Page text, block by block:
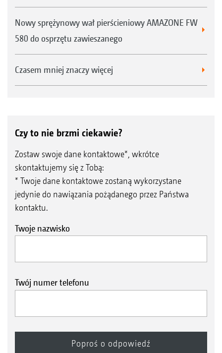
Nowy sprężynowy wał pierścieniowy AMAZONE FW
580 do osprzętu zawieszanego
Czasem mniej znaczy więcej
Czy to nie brzmi ciekawie?
Zostaw swoje dane kontaktowe*, wkrótce
skontaktujemy się z Tobą:
* Twoje dane kontaktowe zostaną wykorzystane
jedynie do nawiązania pożądanego przez Państwa
kontaktu.
Twoje nazwisko
Twój numer telefonu